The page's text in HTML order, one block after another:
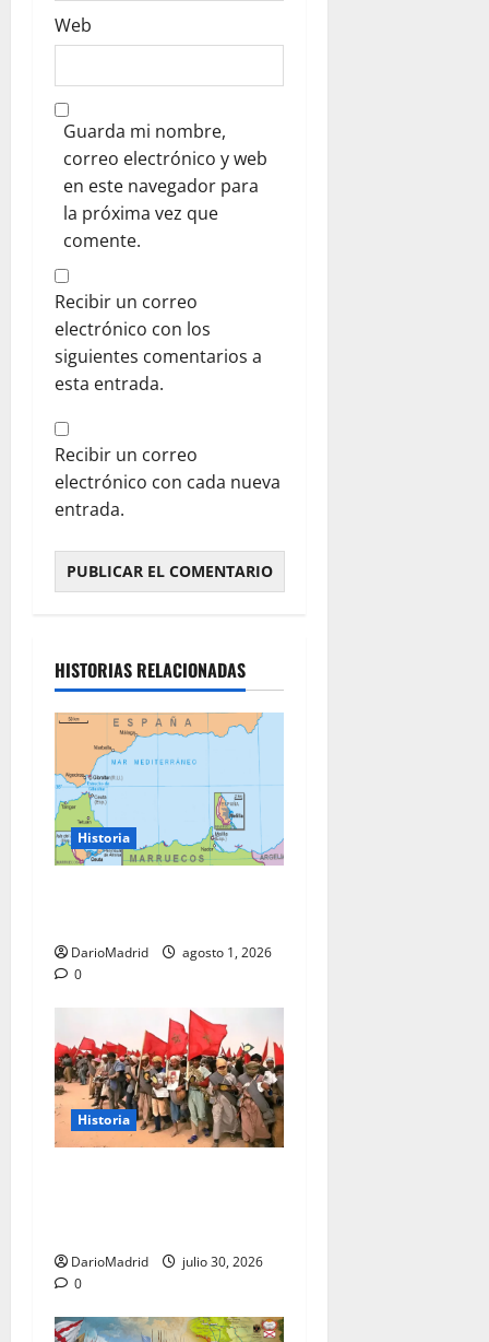
Web
Guarda mi nombre,
correo electrónico y web
en este navegador para
la próxima vez que
comente.
Recibir un correo
electrónico con los
siguientes comentarios a
esta entrada.
Recibir un correo
electrónico con cada nueva
entrada.
HISTORIAS RELACIONADAS
Historia
DarioMadrid
agosto 1, 2026
0
Historia
DarioMadrid
julio 30, 2026
0